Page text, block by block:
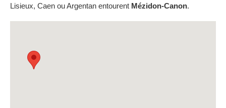
Lisieux, Caen ou Argentan entourent Mézidon-Canon.